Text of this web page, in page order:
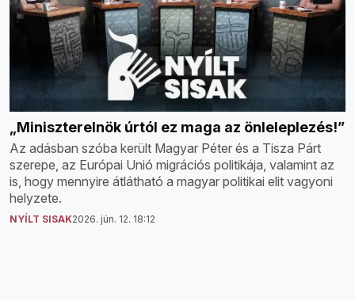
„Miniszterelnök úrtól ez maga az önleleplezés!”
Az adásban szóba került Magyar Péter és a Tisza Párt
szerepe, az Európai Unió migrációs politikája, valamint az
is, hogy mennyire átlátható a magyar politikai elit vagyoni
helyzete.
NYÍLT SISAK2026. jún. 12. 18:12